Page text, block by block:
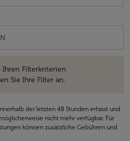
Ihren Filterkriterien
Sie Ihre Filter an.
der letzten 48 Stunden erfasst und
nicht mehr verfügbar. Für
können zusätzliche Gebühren und